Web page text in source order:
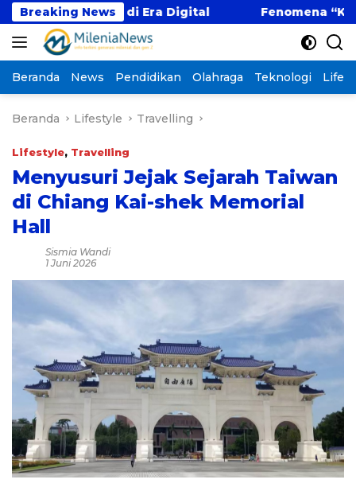
Langsung
ke
konten
Breaking News
di Era Digital Fenomena “Kabur Aja Dulu”:
Beranda News Pendidikan Olahraga Teknologi
Beranda Lifestyle Travelling
Lifestyle, Travelling
Menyusuri Jejak Sejarah Taiwan
di Chiang Kai-shek Memorial
Hall
Sismia Wandi
1 Juni 2026